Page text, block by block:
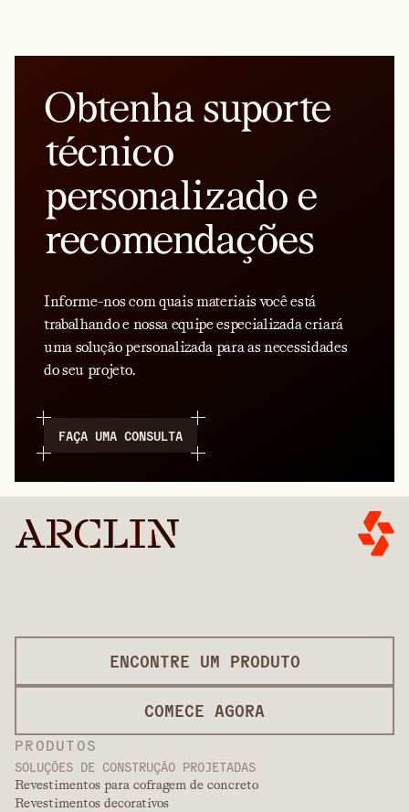
Obtenha suporte
técnico
personalizado e
recomendações
Informe-nos com quais materiais você está
trabalhando e nossa equipe especializada criará
uma solução personalizada para as necessidades
do seu projeto.
FAÇA UMA CONSULTA
PRODUTOS
SOLUÇÕES DE CONSTRUÇÃO PROJETADAS
Revestimentos para cofragem de concreto
Revestimentos decorativos
ENCONTRE UM PRODUTO
COMECE AGORA